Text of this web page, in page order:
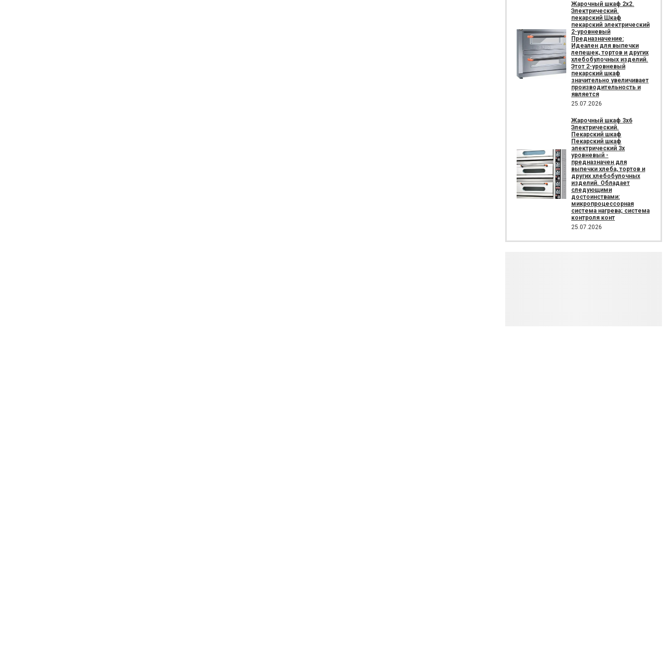
Жарочный шкаф 2х2.
Электрический.
пекарский Шкаф
пекарский электрический
2-уровневый
Предназначение:
Идеален для выпечки
лепешек, тортов и других
хлебобулочных изделий.
Этот 2-уровневый
пекарский шкаф
значительно увеличивает
производительность и
является
25.07.2026
Жарочный шкаф 3х6
Электрический.
Пекарский шкаф
Пекарский шкаф
электрический 3х
уровневый -
предназначен для
выпечки хлеба, тортов и
других хлебобулочных
изделий. Обладает
следующими
достоинствами:
микропроцессорная
система нагрева; система
контроля конт
25.07.2026